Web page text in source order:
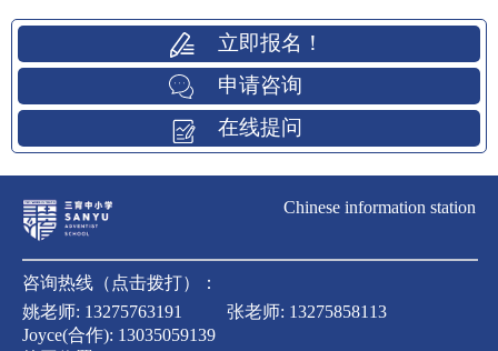
立即报名！
申请咨询
在线提问
Chinese information station
咨询热线（点击拨打）：
姚老师: 13275763191 张老师: 13275858113
Joyce(合作): 13035059139